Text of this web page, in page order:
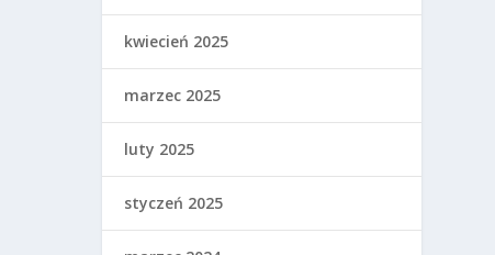
kwiecień 2025
marzec 2025
luty 2025
styczeń 2025